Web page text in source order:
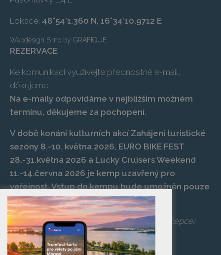
Lokace: 48°54’1.360 N, 16°34’10.9712 E
Webdesign Brno by GRAFIQUE
REZERVACE
Ke komunikaci využívejte přednostně e-mail,
děkujeme.
Na e-maily odpovídáme v nejbližším možném
termínu, děkujeme za pochopení.
V době konání kulturních akcí Zahájení turistické
sezóny 8.-10. května 2026, EURO BIKE FEST
28.-31.května 2026 a Lucky Cruisers Weekend
11.-14.června 2026 je kemp uzavřený pro
veřejnost. Vstup do kempu bude umožněn pouze
po zaplacení vstupenky na danou akci.
Telefon:+420 519 427 714,539 029 266
(recepce)
E-mail:camp@pasohlavky.cz